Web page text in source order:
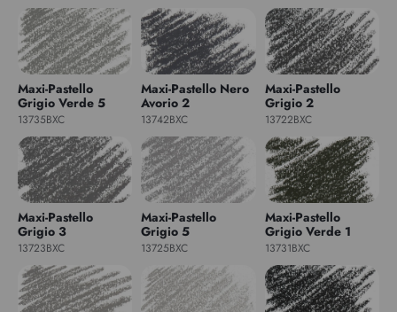
Maxi-Pastello
Grigio Verde 5
13735BXC
Maxi-Pastello Nero
Avorio 2
13742BXC
Maxi-Pastello
Grigio 2
13722BXC
Maxi-Pastello
Grigio 3
13723BXC
Maxi-Pastello
Grigio 5
13725BXC
Maxi-Pastello
Grigio Verde 1
13731BXC